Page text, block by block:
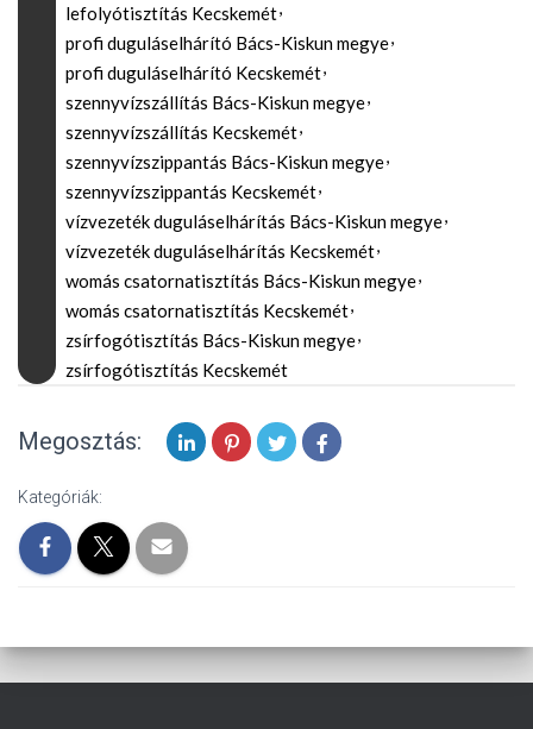
lefolyótisztítás Kecskemét
profi duguláselhárító Bács-Kiskun megye
profi duguláselhárító Kecskemét
szennyvízszállítás Bács-Kiskun megye
szennyvízszállítás Kecskemét
szennyvízszippantás Bács-Kiskun megye
szennyvízszippantás Kecskemét
vízvezeték duguláselhárítás Bács-Kiskun megye
vízvezeték duguláselhárítás Kecskemét
womás csatornatisztítás Bács-Kiskun megye
womás csatornatisztítás Kecskemét
zsírfogótisztítás Bács-Kiskun megye
zsírfogótisztítás Kecskemét
Megosztás:
Kategóriák: